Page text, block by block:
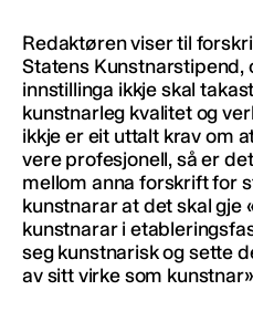
Redaktøren viser til
Statens Kunstnarstipend,
innstillinga ikkje skal
kunstnarleg kvalitet og
ikkje er eit uttalt krav om
vere profesjonell, så er
mellom anna forskrift for
kunstnarar at det skal gje
kunstnarar i
seg kunstnarisk og sette
av sitt virke som